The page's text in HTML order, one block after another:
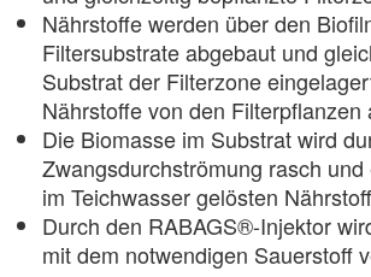
Nährstoffe werden über den
Filtersubstrate abgebaut und
Substrat der Filterzone
Nährstoffe von den Filterpflanzen
Die Biomasse im Substrat wird
Zwangsdurchströmung rasch
im Teichwasser gelösten
Durch den RABAGS®-Injektor
mit dem notwendigen Sauerstoff